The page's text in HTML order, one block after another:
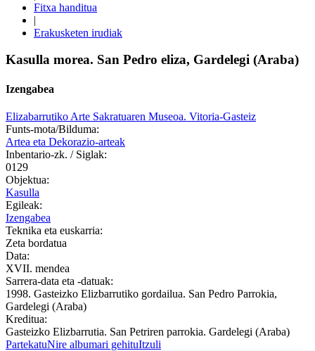
Fitxa handitua
|
Erakusketen irudiak
Kasulla morea. San Pedro eliza, Gardelegi (Araba)
Izengabea
Elizabarrutiko Arte Sakratuaren Museoa. Vitoria-Gasteiz
Funts-mota/Bilduma:
Artea eta Dekorazio-arteak
Inbentario-zk. / Siglak:
0129
Objektua:
Kasulla
Egileak:
Izengabea
Teknika eta euskarria:
Zeta bordatua
Data:
XVII. mendea
Sarrera-data eta -datuak:
1998. Gasteizko Elizbarrutiko gordailua. San Pedro Parrokia,
Gardelegi (Araba)
Kreditua:
Gasteizko Elizbarrutia. San Petriren parrokia. Gardelegi (Araba)
PartekatuNire albumari gehituItzuli